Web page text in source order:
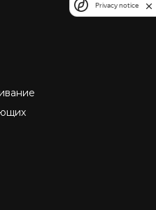
Privacy notice